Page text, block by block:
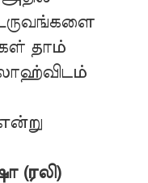
தாம்
(ரலி)